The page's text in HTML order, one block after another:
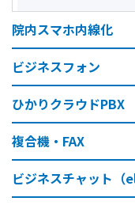
院内スマホ内線化
ビジネスフォン
ひかりクラウドPBX
複合機・FAX
ビジネスチャット（